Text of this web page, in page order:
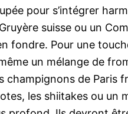
pour s’intégrer
suisse ou un
fondre. Pour une
un mélange de
champignons de Paris
les shiitakes ou un